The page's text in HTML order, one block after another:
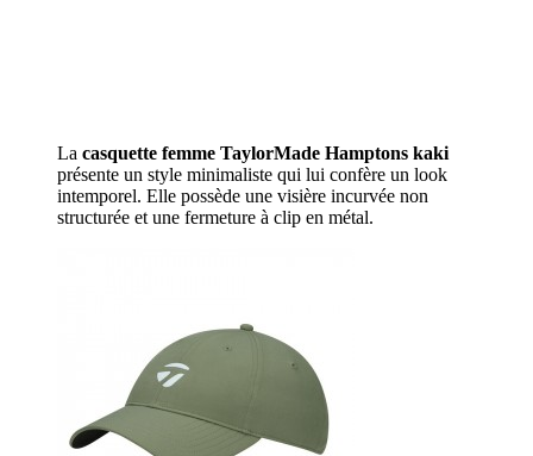
La casquette femme TaylorMade Hamptons kaki
présente un style minimaliste qui lui confère un look
intemporel. Elle possède une visière incurvée non
structurée et une fermeture à clip en métal.